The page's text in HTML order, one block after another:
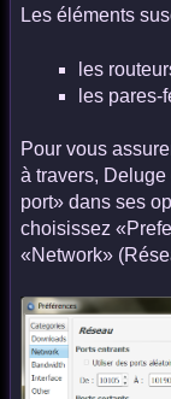
Les éléments
les
les pares-
Pour vous
à travers,
port» dans ses
choisissez
«Network»